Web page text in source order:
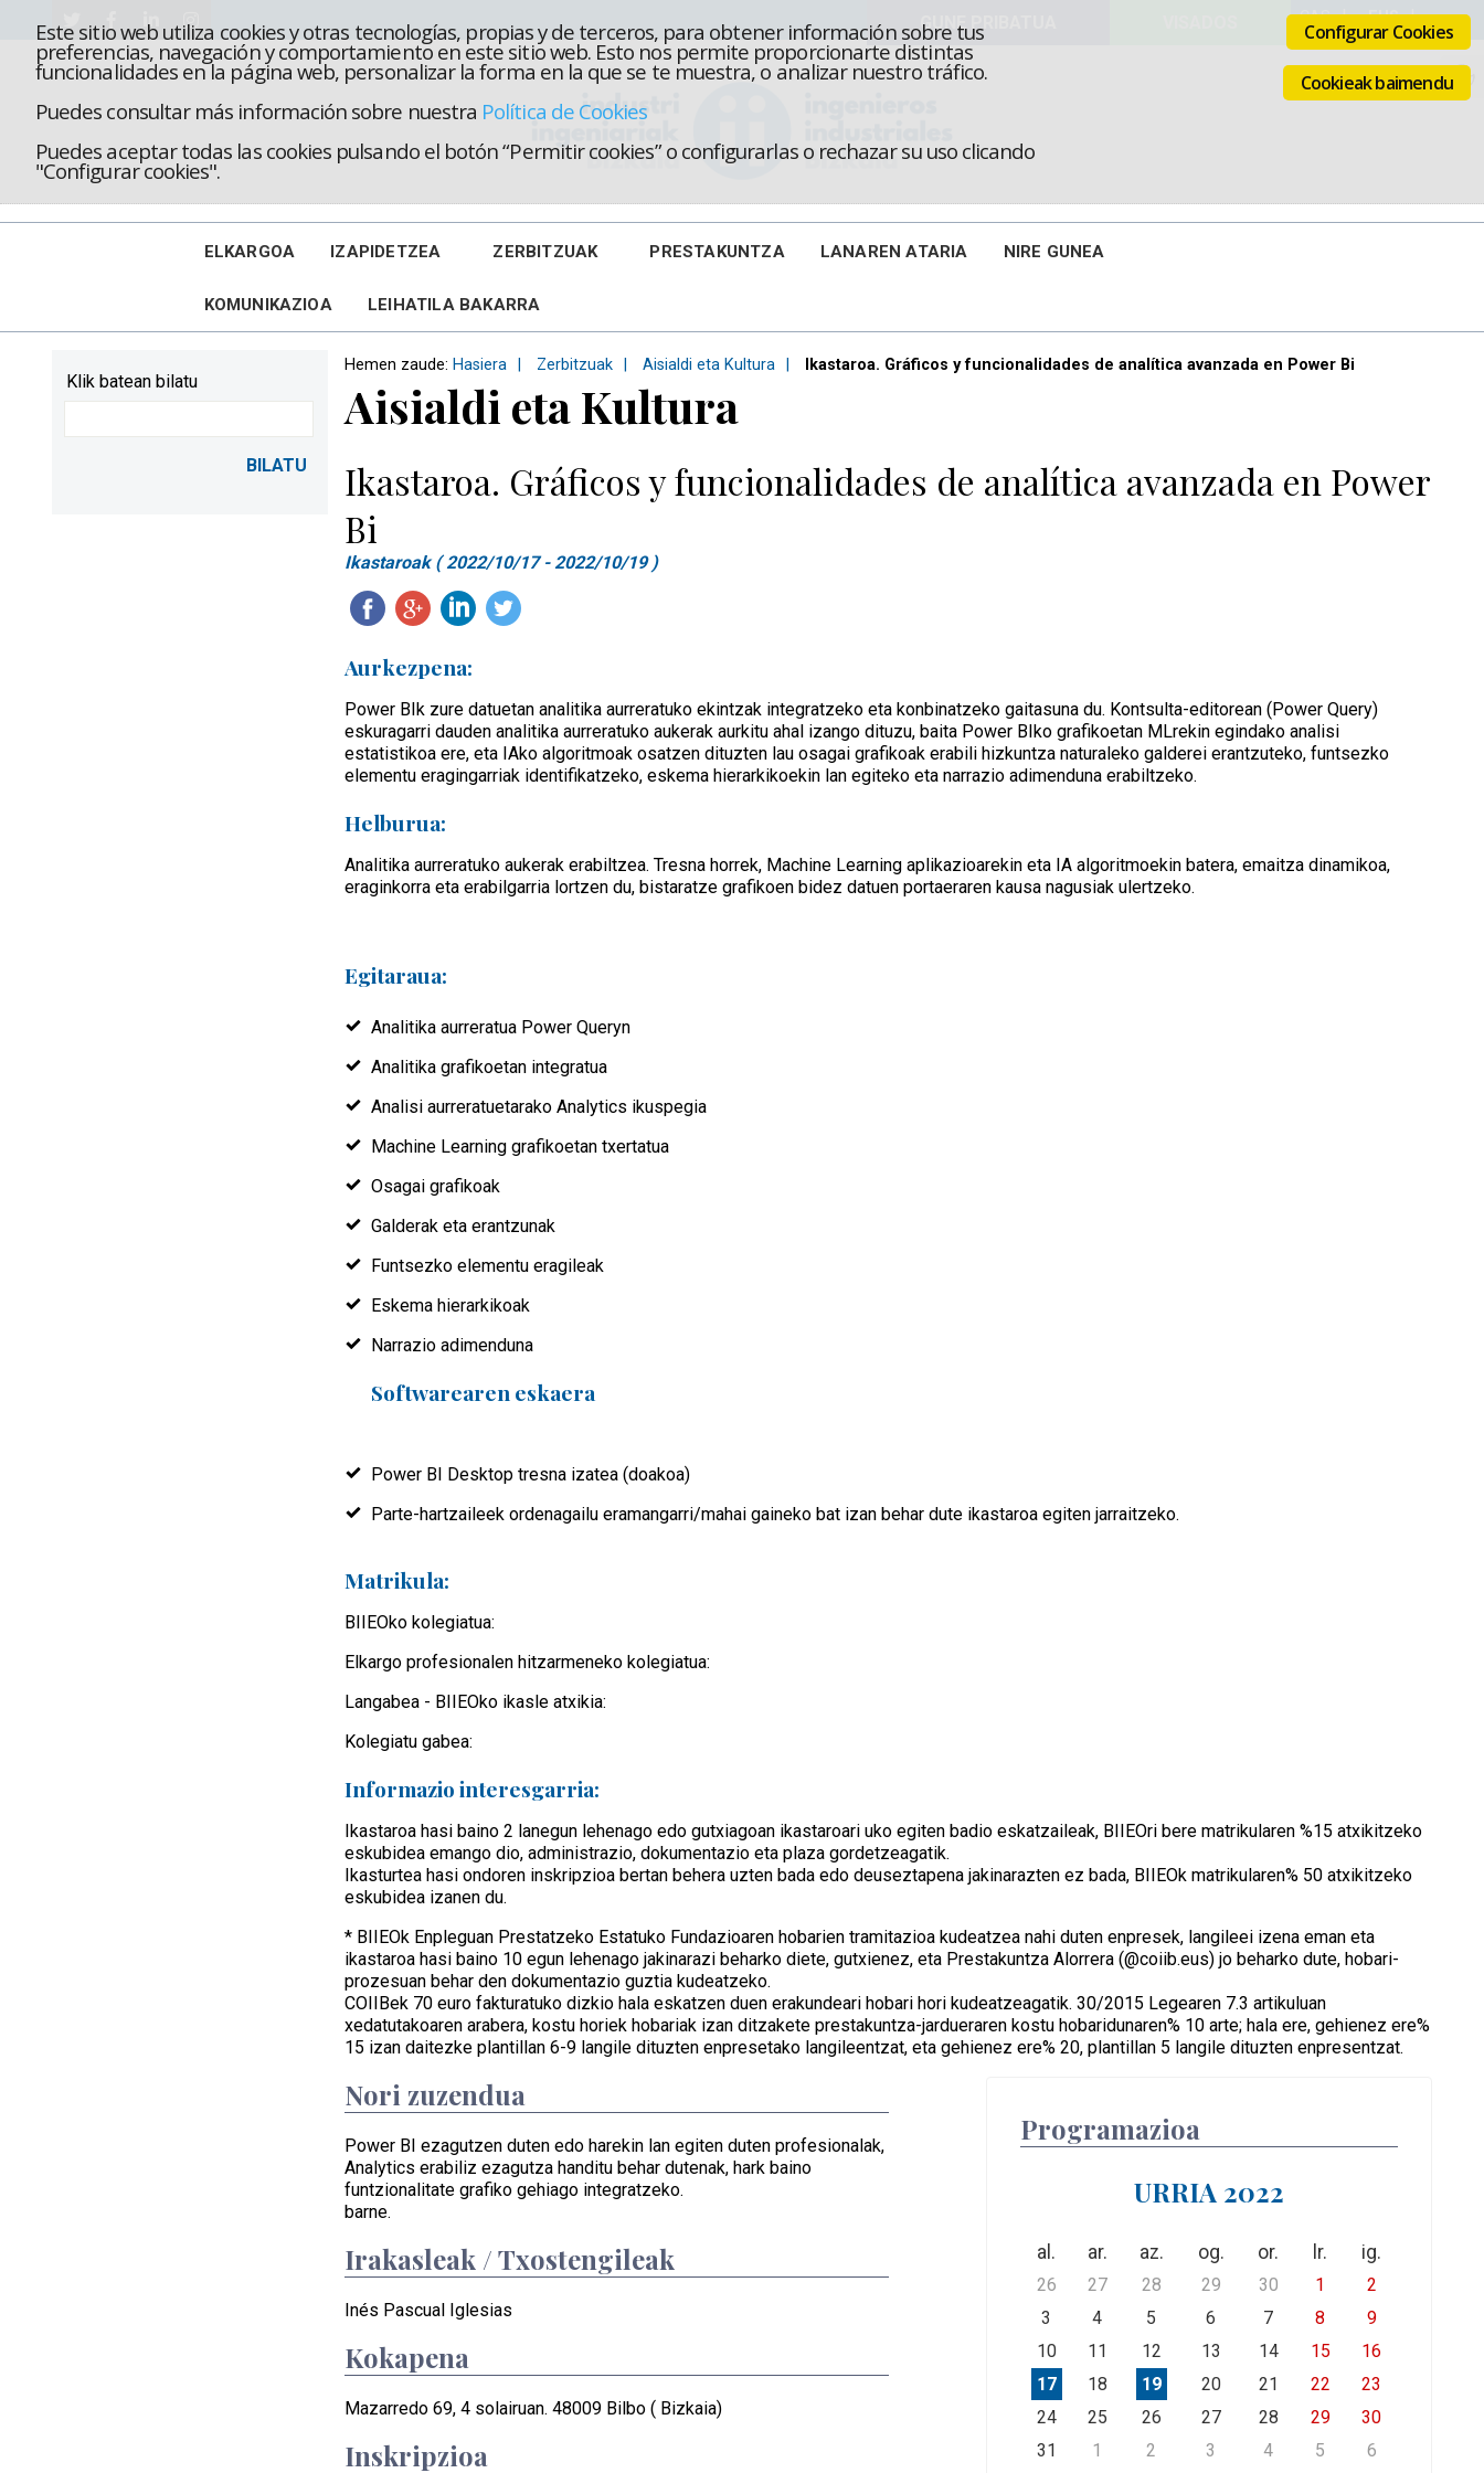
Este sitio web utiliza cookies y otras tecnologías, propias y de terceros, para obtener información sobre tus
preferencias, navegación y comportamiento en este sitio web. Esto nos permite proporcionarte distintas
funcionalidades en la página web, personalizar la forma en la que se te muestra, o analizar nuestro tráfico.
Puedes consultar más información sobre nuestra Política de Cookies
Puedes aceptar todas las cookies pulsando el botón “Permitir cookies” o configurarlas o rechazar su uso clicando
"Configurar cookies".
Configurar Cookies
Cookieak baimendu
ELKARGOA IZAPIDETZEA ZERBITZUAK PRESTAKUNTZA LANAREN ATARIA NIRE GUNEA
KOMUNIKAZIOA LEIHATILA BAKARRA
Hemen zaude: Hasiera Zerbitzuak Aisialdi eta Kultura Ikastaroa. Gráficos y funcionalidades de analítica avanzada en Power Bi
Aisialdi eta Kultura
Ikastaroa. Gráficos y funcionalidades de analítica avanzada en Power
Bi
Ikastaroak ( 2022/10/17 - 2022/10/19 )
Aurkezpena:
Power BIk zure datuetan analitika aurreratuko ekintzak integratzeko eta konbinatzeko gaitasuna du. Kontsulta-editorean (Power Query)
eskuragarri dauden analitika aurreratuko aukerak aurkitu ahal izango dituzu, baita Power BIko grafikoetan MLrekin egindako analisi
estatistikoa ere, eta IAko algoritmoak osatzen dituzten lau osagai grafikoak erabili hizkuntza naturaleko galderei erantzuteko, funtsezko
elementu eragingarriak identifikatzeko, eskema hierarkikoekin lan egiteko eta narrazio adimenduna erabiltzeko.
Helburua:
Analitika aurreratuko aukerak erabiltzea. Tresna horrek, Machine Learning aplikazioarekin eta IA algoritmoekin batera, emaitza dinamikoa,
eraginkorra eta erabilgarria lortzen du, bistaratze grafikoen bidez datuen portaeraren kausa nagusiak ulertzeko.
Egitaraua:
Analitika aurreratua Power Queryn
Analitika grafikoetan integratua
Analisi aurreratuetarako Analytics ikuspegia
Machine Learning grafikoetan txertatua
Osagai grafikoak
Galderak eta erantzunak
Funtsezko elementu eragileak
Eskema hierarkikoak
Narrazio adimenduna
Softwarearen eskaera
Power BI Desktop tresna izatea (doakoa)
Parte-hartzaileek ordenagailu eramangarri/mahai gaineko bat izan behar dute ikastaroa egiten jarraitzeko.
Matrikula:
BIIEOko kolegiatua:
Elkargo profesionalen hitzarmeneko kolegiatua:
Langabea - BIIEOko ikasle atxikia:
Kolegiatu gabea:
Informazio interesgarria:
Ikastaroa hasi baino 2 lanegun lehenago edo gutxiagoan ikastaroari uko egiten badio eskatzaileak, BIIEOri bere matrikularen %15 atxikitzeko
eskubidea emango dio, administrazio, dokumentazio eta plaza gordetzeagatik.
Ikasturtea hasi ondoren inskripzioa bertan behera uzten bada edo deuseztapena jakinarazten ez bada, BIIEOk matrikularen% 50 atxikitzeko
eskubidea izanen du.
* BIIEOk Enpleguan Prestatzeko Estatuko Fundazioaren hobarien tramitazioa kudeatzea nahi duten enpresek, langileei izena eman eta
ikastaroa hasi baino 10 egun lehenago jakinarazi beharko diete, gutxienez, eta Prestakuntza Alorrera (@coiib.eus) jo beharko dute, hobari-
prozesuan behar den dokumentazio guztia kudeatzeko.
COIIBek 70 euro fakturatuko dizkio hala eskatzen duen erakundeari hobari hori kudeatzeagatik. 30/2015 Legearen 7.3 artikuluan
xedatutakoaren arabera, kostu horiek hobariak izan ditzakete prestakuntza-jardueraren kostu hobaridunaren% 10 arte; hala ere, gehienez ere%
15 izan daitezke plantillan 6-9 langile dituzten enpresetako langileentzat, eta gehienez ere% 20, plantillan 5 langile dituzten enpresentzat.
Nori zuzendua
Power BI ezagutzen duten edo harekin lan egiten duten profesionalak,
Analytics erabiliz ezagutza handitu behar dutenak, hark baino
funtzionalitate grafiko gehiago integratzeko.
barne.
Irakasleak / Txostengileak
Inés Pascual Iglesias
Kokapena
Mazarredo 69, 4 solairuan. 48009 Bilbo ( Bizkaia)
Programazioa
URRIA 2022
al. ar. az. og. or. lr. ig.
26 27 28 29 30 1
2
3
4 5 6 7 8
9
10
11 12 13 14 15
16
17
18 19 20 21 22
23
24
25 26 27 28 29
30
31
1 2 3 4 5
6
Inskripzioa
Klik batean bilatu